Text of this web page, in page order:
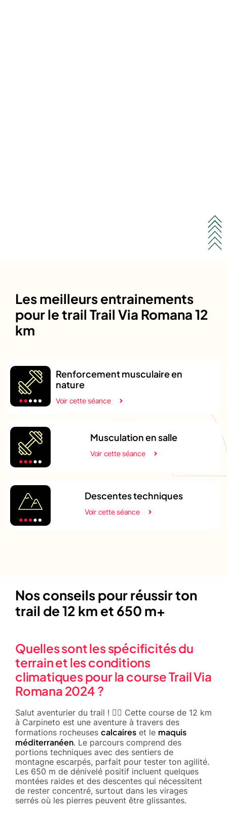
Les meilleurs entrainements
pour le trail Trail Via Romana 12
km
Renforcement musculaire en
nature
Voir cette séance
Musculation en salle
Voir cette séance
Descentes techniques
Voir cette séance
Nos conseils pour réussir ton
trail de 12 km et 650 m+
Quelles sont les spécificités du
terrain et les conditions
climatiques pour la course Trail Via
Romana 2024 ?
Salut aventurier du trail ! 🏃‍♂️ Cette course de 12 km
à Carpineto est une aventure à travers des
formations rocheuses calcaires et le maquis
méditerranéen. Le parcours comprend des
portions techniques avec des sentiers de
montagne escarpés, parfait pour tester ton agilité.
Les 650 m de dénivelé positif incluent quelques
montées raides et des descentes qui nécessitent
de rester concentré, surtout dans les virages
serrés où les pierres peuvent être glissantes.